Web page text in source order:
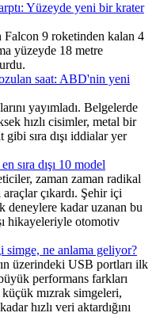
Yüzeyde yeni bir krater
9 roketinden kalan 4
yüzeyde 18 metre
saat: ABD'nin yeni
yayımladı. Belgelerde
hızlı cisimler, metal bir
sıra dışı iddialar yer
sıra dışı 10 model
zaman zaman radikal
çıkardı. Şehir içi
deneylere kadar uzanan bu
hikayeleriyle otomotiv
ne anlama geliyor?
üzerindeki USB portları ilk
performans farkları
küçük mızrak simgeleri,
hızlı veri aktardığını